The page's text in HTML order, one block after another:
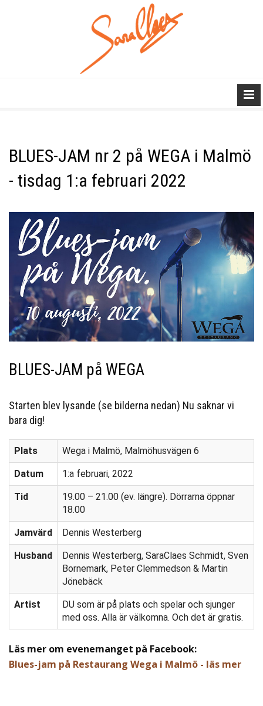
BLUES-JAM nr 2 på WEGA i Malmö
- tisdag 1:a februari 2022
BLUES-JAM på WEGA
Starten blev lysande (se bilderna nedan) Nu saknar vi
bara dig!
Plats Wega i Malmö, Malmöhusvägen 6
Datum 1:a februari, 2022
Tid
19.00 – 21.00 (ev. längre). Dörrarna öppnar
18.00
Jamvärd Dennis Westerberg
Husband
Dennis Westerberg, SaraClaes Schmidt, Sven
Bornemark, Peter Clemmedson & Martin
Jönebäck
Artist
DU som är på plats och spelar och sjunger
med oss. Alla är välkomna. Och det är gratis.
Läs mer om evenemanget på Facebook:
Blues-jam på Restaurang Wega i Malmö - läs mer